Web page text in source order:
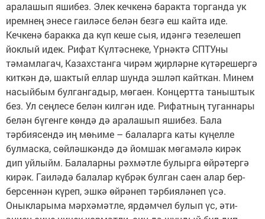
аралашып яшибез. Элек кечкенә баракта торганда ук
иремнең энесе гаиләсе белән безгә еш кайта иде.
Кечкенә баракка да күп кеше сыя, идәнгә тезелешеп
йоклый идек. Рифат Күлтәснеке, Үрнәктә СПТУны
тәмамлагач, Казахстанга чирәм җирләрне күтәрешергә
киткән дә, шактый еллар шунда эшләп кайткан. Минем
насыйбым булгангадыр, мөгаен. Концертта таныштык
без. Ул сеңлесе белән килгән иде. Рифатның туганнары
белән бүгенге көндә дә аралашып яшибез. Бала
тәрбиясендә иң мөһиме – балаларга каты күңелле
булмаска, сөйләшкәндә дә йомшак мөгамәлә кирәк
дип уйлыйм. Балаларны рәхмәтле булырга өйрәтергә
кирәк. Гаиләдә балалар күбрәк булган саен алар бер-
берсеннән күреп, эшкә өйрәнеп тәрбияләнеп үсә.
Оныкларыма мәрхәмәтле, ярдәмчел булып үс, әти-